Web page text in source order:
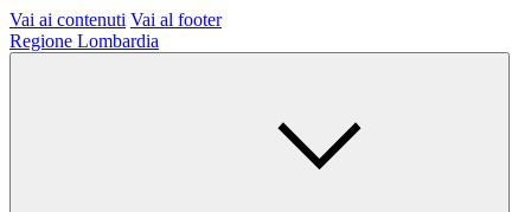
Vai ai contenuti Vai al footer
Regione Lombardia